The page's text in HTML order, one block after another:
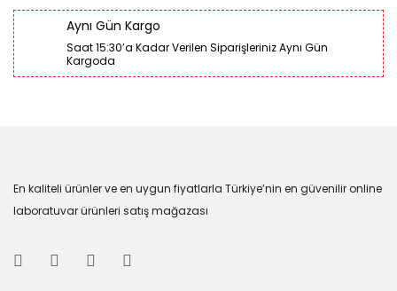
Aynı Gün Kargo
Saat 15:30’a Kadar Verilen Siparişleriniz Aynı Gün
Kargoda
En kaliteli ürünler ve en uygun fiyatlarla Türkiye’nin en güvenilir online
laboratuvar ürünleri satış mağazası